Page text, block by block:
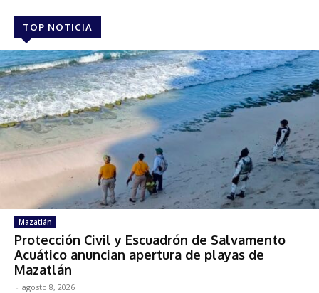
TOP NOTICIA
Mazatlán
Protección Civil y Escuadrón de Salvamento
Acuático anuncian apertura de playas de
Mazatlán
- agosto 8, 2026